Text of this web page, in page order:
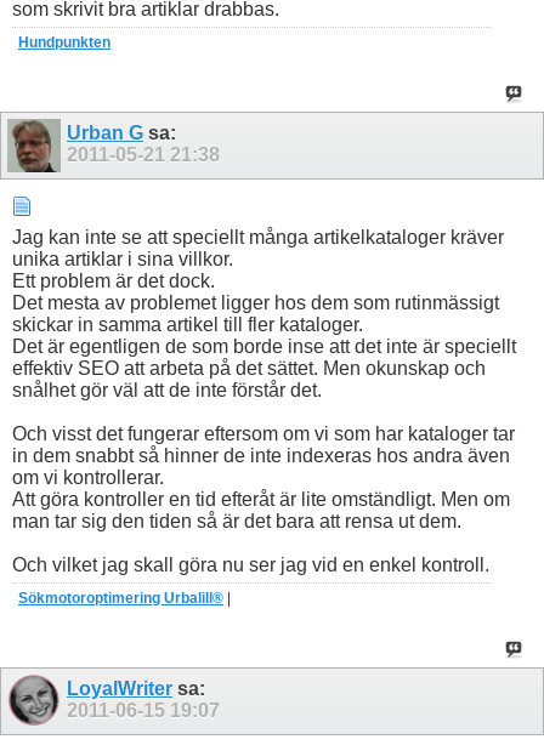
som skrivit bra artiklar drabbas.
Hundpunkten
Urban G sa:
2011-05-21 21:38
Jag kan inte se att speciellt många artikelkataloger kräver
unika artiklar i sina villkor.
Ett problem är det dock.
Det mesta av problemet ligger hos dem som rutinmässigt
skickar in samma artikel till fler kataloger.
Det är egentligen de som borde inse att det inte är speciellt
effektiv SEO att arbeta på det sättet. Men okunskap och
snålhet gör väl att de inte förstår det.
Och visst det fungerar eftersom om vi som har kataloger tar
in dem snabbt så hinner de inte indexeras hos andra även
om vi kontrollerar.
Att göra kontroller en tid efteråt är lite omständligt. Men om
man tar sig den tiden så är det bara att rensa ut dem.
Och vilket jag skall göra nu ser jag vid en enkel kontroll.
Sökmotoroptimering Urbalill® |
LoyalWriter sa:
2011-06-15 19:07